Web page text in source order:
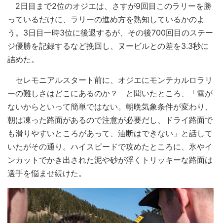
2日目まで2位のオジエは、さすが9回目このラリーを勝
っているだけに、ラリーの進め方を熟知しているかのよ
う。3日目一時3位に後退するが、その後700回目のステー
ジ優勝を記録するなど挽回し、ヌービルとの差を3.3秒に
詰めた。
セレモニアルスタート前に、オジエにモンテカルロラリ
ーの難しさはどこにあるのか？ と聞いたところ、「雪が
ないからといって簡単ではない。朝晩気象条件が変わり、
朝は凍った路面があるので注意が必要だし、ドライ路面で
も滑りやすいところがあって、油断はできない」と話して
いたがその通り。ハイスピードで攻めたところに、氷やイ
ンカットでかき出された泥や砂が浮くトリッキーな路面は
選手を悩ませ続けた。